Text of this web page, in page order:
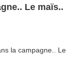
Le maïs..